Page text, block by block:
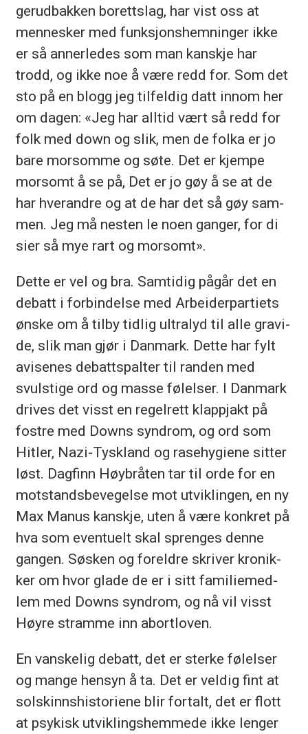
ge­rud­bak­ken bo­retts­lag, har vist oss at
men­nes­ker med funk­sjons­hem­nin­ger ikke
er så an­ner­le­des som man kan­skje har
trodd, og ikke noe å være redd for. Som det
sto på en blogg jeg til­fel­dig datt inn­om her
om da­gen: «Jeg har all­tid vært så redd for
folk med down og slik, men de folka er jo
bare mor­som­me og søte. Det er kjem­pe
mor­somt å se på, Det er jo gøy å se at de
har hver­and­re og at de har det så gøy sam­
men. Jeg må nes­ten le noen gan­ger, for di
sier så mye rart og mor­somt».
Det­te er vel og bra. Samtidig på­går det en
de­batt i for­bin­del­se med Arbeiderpartiets
øns­ke om å til­by tid­lig ul­tra­lyd til alle gra­vi­
de, slik man gjør i Dan­mark. Det­te har fylt
avi­se­nes de­batt­spal­ter til ran­den med
svuls­ti­ge ord og mas­se fø­lel­ser. I Dan­mark
dri­ves det visst en re­gel­rett klapp­jakt på
fost­re med Downs syn­drom, og ord som
Hit­ler, Nazi-Tysk­land og ra­se­hy­gie­ne sit­ter
løst. Dag­finn Høy­brå­ten tar til orde for en
mot­stands­be­ve­gel­se mot ut­vik­lin­gen, en ny
Max Manus kan­skje, uten å være kon­kret på
hva som even­tu­elt skal spren­ges den­ne
gan­gen. Søs­ken og for­eld­re skri­ver kro­nik­
ker om hvor gla­de de er i sitt fa­mi­lie­med­
lem med Downs syn­drom, og nå vil visst
Høy­re stram­me inn abort­lo­ven.
En van­ske­lig de­batt, det er ster­ke fø­lel­ser
og man­ge hen­syn å ta. Det er vel­dig fint at
sol­skinns­his­to­rie­ne blir for­talt, det er flott
at psy­kisk ut­vik­lings­hem­me­de ikke len­ger